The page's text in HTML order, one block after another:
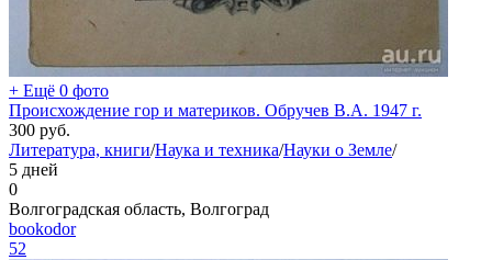
+ Ещё 0 фото
Происхождение гор и материков. Обручев В.А. 1947 г.
300 руб.
Литература, книги/Наука и техника/Науки о Земле/
5 дней
0
Волгоградская область, Волгоград
bookodor
52